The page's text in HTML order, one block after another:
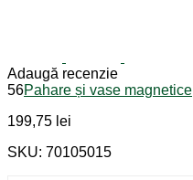
Adaugă recenzie
56Pahare și vase magnetice
199,75 lei
SKU: 70105015